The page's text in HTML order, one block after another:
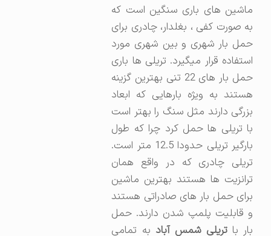
ماشین های باری سنگین است که
به صورت کفی ، بغلدار، چادری برای
حمل بار شهری و بین شهری مورد
استفاده قرار میگیرد. تریلی ها باری
حمل بار های 22 تنی بهترین گزینه
هستند به ویژه بارهایی که ابعاد
بزرگی دارند مثل سنگ را بهتر است
با تریلی ها حمل کرد چرا که طول
بارگیر تریلی حدودا 12.5 متر است.
تریلی چادری که در واقع همان
ترانزیت ها هستند بهترین ماشین
برای حمل بار های صادراتی هستند
و قابلیت پلمپ شدن دارند. حمل
بار باتریلی شمس آباد به تمامی